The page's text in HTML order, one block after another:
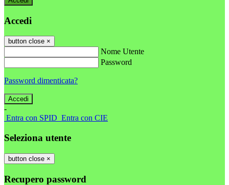
Accedi
button close ×
Nome Utente
Password
Password dimenticata?
-
Entra con SPID Entra con CIE
Seleziona utente
button close ×
Recupero password